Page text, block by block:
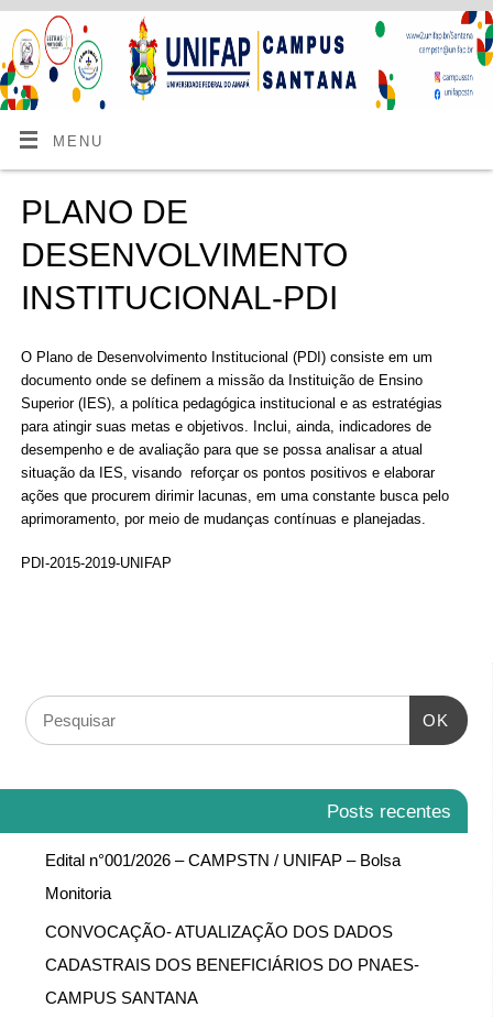
MENU
PLANO DE
DESENVOLVIMENTO
INSTITUCIONAL-PDI
O Plano de Desenvolvimento Institucional (PDI) consiste em um
documento onde se definem a missão da Instituição de Ensino
Superior (IES), a política pedagógica institucional e as estratégias
para atingir suas metas e objetivos. Inclui, ainda, indicadores de
desempenho e de avaliação para que se possa analisar a atual
situação da IES, visando reforçar os pontos positivos e elaborar
ações que procurem dirimir lacunas, em uma constante busca pelo
aprimoramento, por meio de mudanças contínuas e planejadas.
PDI-2015-2019-UNIFAP
OK
Posts recentes
Edital n°001/2026 – CAMPSTN / UNIFAP – Bolsa
Monitoria
CONVOCAÇÃO- ATUALIZAÇÃO DOS DADOS
CADASTRAIS DOS BENEFICIÁRIOS DO PNAES-
CAMPUS SANTANA